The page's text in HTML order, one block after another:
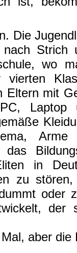
Die
Strich
wo
Eltern mit
Arme
das
in
zu
oder
aber